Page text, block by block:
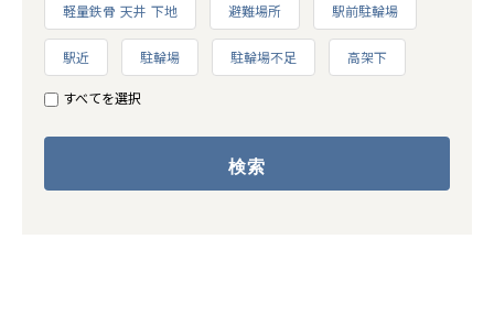
軽量鉄骨 天井 下地 避難場所 駅前駐輪場
駅近 駐輪場 駐輪場不足 高架下
すべてを選択